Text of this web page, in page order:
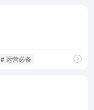
# 运营必备